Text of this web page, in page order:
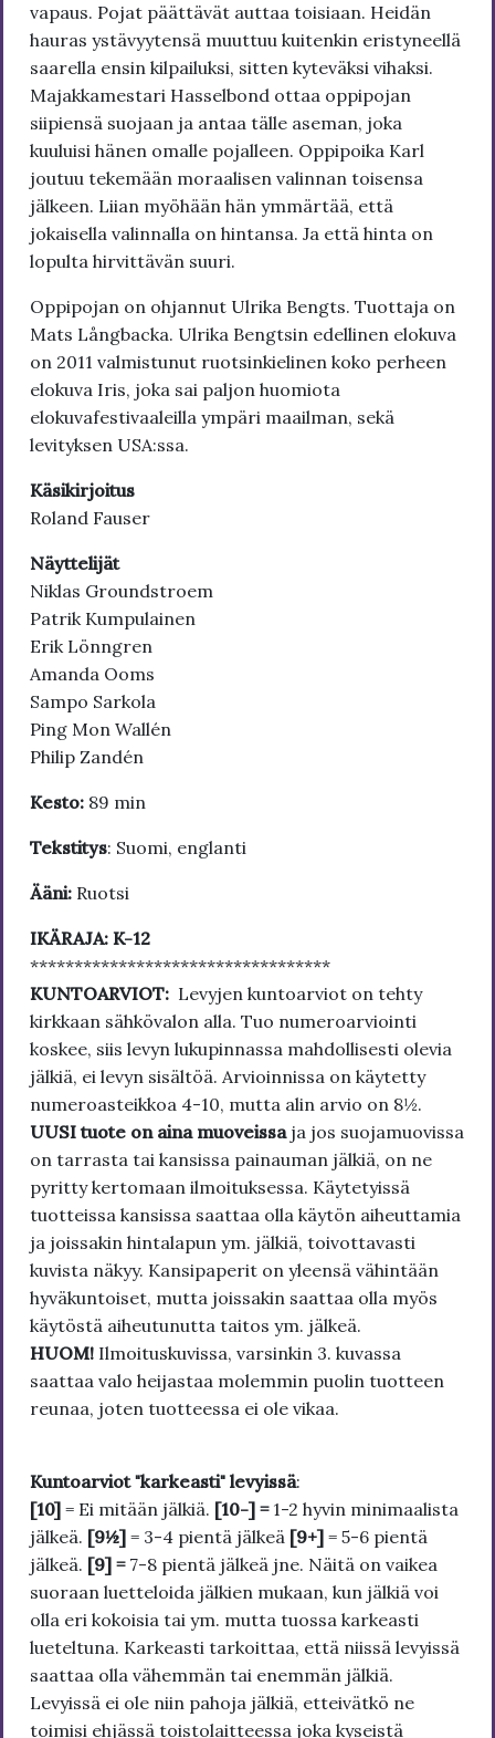
vapaus. Pojat päättävät auttaa toisiaan. Heidän
hauras ystävyytensä muuttuu kuitenkin eristyneellä
saarella ensin kilpailuksi, sitten kyteväksi vihaksi.
Majakkamestari Hasselbond ottaa oppipojan
siipiensä suojaan ja antaa tälle aseman, joka
kuuluisi hänen omalle pojalleen. Oppipoika Karl
joutuu tekemään moraalisen valinnan toisensa
jälkeen. Liian myöhään hän ymmärtää, että
jokaisella valinnalla on hintansa. Ja että hinta on
lopulta hirvittävän suuri.
Oppipojan on ohjannut Ulrika Bengts. Tuottaja on
Mats Långbacka. Ulrika Bengtsin edellinen elokuva
on 2011 valmistunut ruotsinkielinen koko perheen
elokuva Iris, joka sai paljon huomiota
elokuvafestivaaleilla ympäri maailman, sekä
levityksen USA:ssa.
Käsikirjoitus
Roland Fauser
Näyttelijät
Niklas Groundstroem
Patrik Kumpulainen
Erik Lönngren
Amanda Ooms
Sampo Sarkola
Ping Mon Wallén
Philip Zandén
Kesto: 89 min
Tekstitys: Suomi, englanti
Ääni: Ruotsi
IKÄRAJA: K-12
**********************************
KUNTOARVIOT: Levyjen kuntoarviot on tehty
kirkkaan sähkövalon alla. Tuo numeroarviointi
koskee, siis levyn lukupinnassa mahdollisesti olevia
jälkiä, ei levyn sisältöä. Arvioinnissa on käytetty
numeroasteikkoa 4-10, mutta alin arvio on 8½.
UUSI tuote on aina muoveissa ja jos suojamuovissa
on tarrasta tai kansissa painauman jälkiä, on ne
pyritty kertomaan ilmoituksessa. Käytetyissä
tuotteissa kansissa saattaa olla käytön aiheuttamia
ja joissakin hintalapun ym. jälkiä, toivottavasti
kuvista näkyy. Kansipaperit on yleensä vähintään
hyväkuntoiset, mutta joissakin saattaa olla myös
käytöstä aiheutunutta taitos ym. jälkeä.
HUOM! Ilmoituskuvissa, varsinkin 3. kuvassa
saattaa valo heijastaa molemmin puolin tuotteen
reunaa, joten tuotteessa ei ole vikaa.
Kuntoarviot "karkeasti" levyissä:
[10] = Ei mitään jälkiä. [10-] = 1-2 hyvin minimaalista
jälkeä. [9½] = 3-4 pientä jälkeä [9+] = 5-6 pientä
jälkeä. [9] = 7-8 pientä jälkeä jne. Näitä on vaikea
suoraan luetteloida jälkien mukaan, kun jälkiä voi
olla eri kokoisia tai ym. mutta tuossa karkeasti
lueteltuna. Karkeasti tarkoittaa, että niissä levyissä
saattaa olla vähemmän tai enemmän jälkiä.
Levyissä ei ole niin pahoja jälkiä, etteivätkö ne
toimisi ehjässä toistolaitteessa joka kyseistä